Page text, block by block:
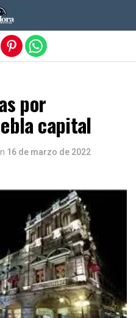
por
capital
16 de marzo de 2022
móvil